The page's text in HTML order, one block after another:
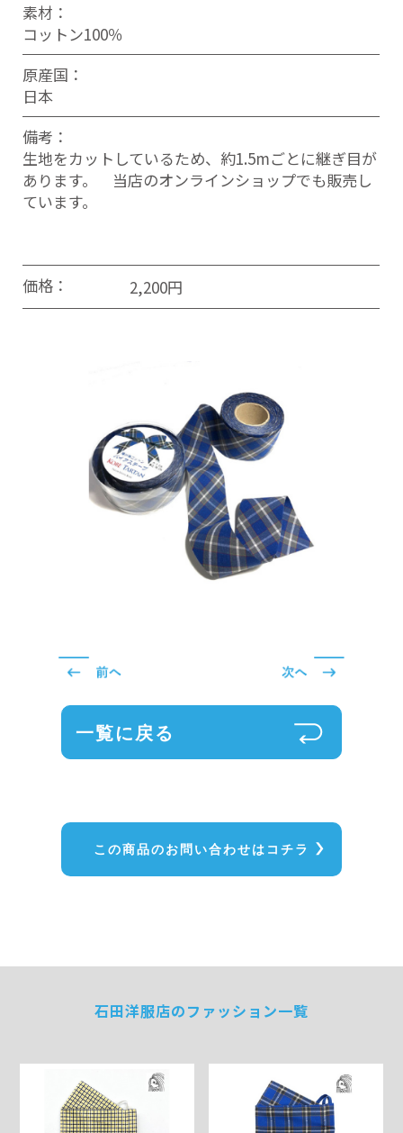
素材：
コットン100％
原産国：
日本
備考：
生地をカットしているため、約1.5mごとに継ぎ目が
あります。 当店のオンラインショップでも販売し
ています。
価格： 2,200円
一覧に戻る
この商品のお問い合わせはコチラ
石田洋服店のファッション一覧